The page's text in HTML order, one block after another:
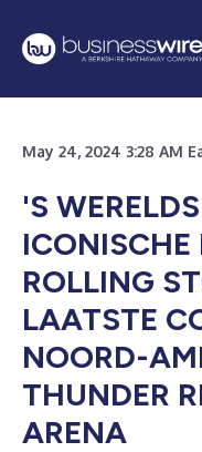
May 24, 2024 3:28 AM
'S
ICONISCHE
ROLLING
LAATSTE
NOORD-
THUNDER
ARENA